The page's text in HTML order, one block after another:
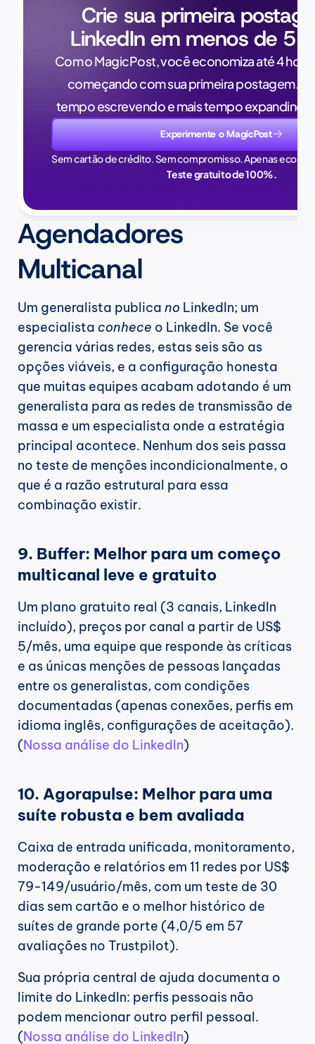
Crie sua primeira
LinkedIn em menos de 5
Com o MagicPost, você economiza até 4
começando com sua primeira postagem.
tempo escrevendo e mais tempo
Experimente o MagicPost
Sem cartão de crédito. Sem compromisso. Apenas
Teste gratuito de 100%.
Agendadores
Multicanal
Um generalista publica no LinkedIn; um
especialista conhece o LinkedIn. Se você
gerencia várias redes, estas seis são as
opções viáveis, e a configuração honesta
que muitas equipes acabam adotando é um
generalista para as redes de transmissão de
massa e um especialista onde a estratégia
principal acontece. Nenhum dos seis passa
no teste de menções incondicionalmente, o
que é a razão estrutural para essa
combinação existir.
9. Buffer: Melhor para um começo
multicanal leve e gratuito
Um plano gratuito real (3 canais, LinkedIn
incluído), preços por canal a partir de US$
5/mês, uma equipe que responde às críticas
e as únicas menções de pessoas lançadas
entre os generalistas, com condições
documentadas (apenas conexões, perfis em
idioma inglês, configurações de aceitação).
(Nossa análise do LinkedIn)
10. Agorapulse: Melhor para uma
suíte robusta e bem avaliada
Caixa de entrada unificada, monitoramento,
moderação e relatórios em 11 redes por US$
79-149/usuário/mês, com um teste de 30
dias sem cartão e o melhor histórico de
suítes de grande porte (4,0/5 em 57
avaliações no Trustpilot).
Sua própria central de ajuda documenta o
limite do LinkedIn: perfis pessoais não
podem mencionar outro perfil pessoal.
(Nossa análise do LinkedIn)